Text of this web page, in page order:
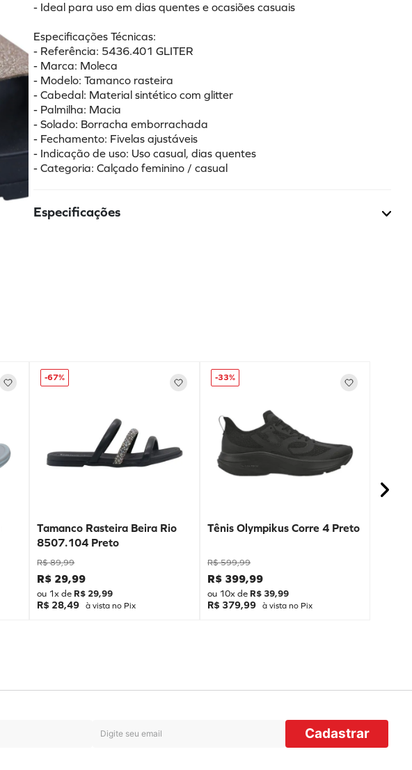
- Ideal para uso em dias quentes e ocasiões casuais
Especificações Técnicas:
- Referência: 5436.401 GLITER
- Marca: Moleca
- Modelo: Tamanco rasteira
- Cabedal: Material sintético com glitter
- Palmilha: Macia
- Solado: Borracha emborrachada
- Fechamento: Fivelas ajustáveis
- Indicação de uso: Uso casual, dias quentes
- Categoria: Calçado feminino / casual
Especificações
-67%
Tamanco Rasteira Beira Rio
8507.104 Preto
R$ 89,99
R$ 29,99
ou 1x de R$ 29,99
R$ 28,49 à vista no Pix
-33%
Tênis Olympikus Corre 4 Preto
R$ 599,99
R$ 399,99
ou 10x de R$ 39,99
R$ 379,99 à vista no Pix
Cadastrar